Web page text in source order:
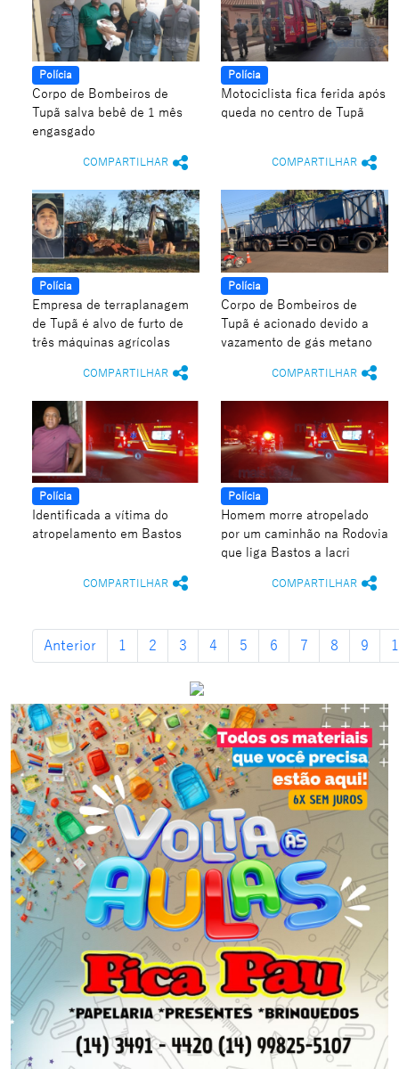
Polícia
Corpo de Bombeiros de
Tupã salva bebê de 1 mês
engasgado
COMPARTILHAR
Polícia
Motociclista fica ferida após
queda no centro de Tupã
COMPARTILHAR
Polícia
Empresa de terraplanagem
de Tupã é alvo de furto de
três máquinas agrícolas
COMPARTILHAR
Polícia
Corpo de Bombeiros de
Tupã é acionado devido a
vazamento de gás metano
COMPARTILHAR
Polícia
Identificada a vítima do
atropelamento em Bastos
COMPARTILHAR
Polícia
Homem morre atropelado
por um caminhão na Rodovia
que liga Bastos a Iacri
COMPARTILHAR
Anterior 1 2 3 4 5 6 7 8 9